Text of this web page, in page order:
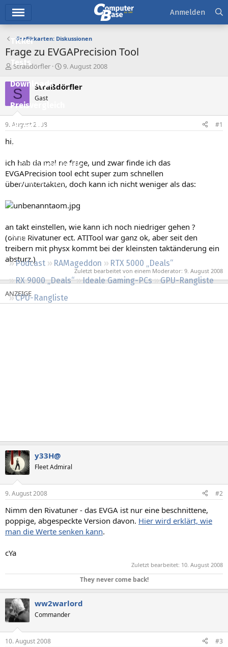
Ticker
Tests
Downloads
Preisvergleich
Forum
Aktuelles
Empfohlene Inhalte
Neue Beiträge
Regeln
Podcast RAMageddon
RTX 5000 „Deals“
RX 9000 „Deals“
Ideale Gaming-PCs
GPU-Rangliste
CPU-Rangliste
Anmelden
Grafikkarten: Diskussionen
Frage zu EVGAPrecision Tool
E
s
t
e
l
e
Straßdörfler
E
s
t
9. August 2008
S Straßdörfler
Gast
9. August 2008 #1
hi,
ich hab da mal ne frage, und zwar finde ich das
EVGAPrecision tool echt super zum schnellen
über/untertakten, doch kann ich nicht weniger als das:
an takt einstellen, wie kann ich noch niedriger gehen ?
(ohne Rivatuner ect. ATITool war ganz ok, aber seit den
treibern mit physx kommt bei der kleinsten taktänderung ein
absturz.)
Zuletzt bearbeitet von einem Moderator: 9. August 2008
y33H@
Fleet Admiral
9. August 2008 #2
Nimm den Rivatuner - das EVGA ist nur eine beschnittene,
poppige, abgespeckte Version davon. Hier wird erklärt, wie
man die Werte senken kann.
cYa
Zuletzt bearbeitet: 10. August 2008
They never come back!
ww2warlord
Commander
10. August 2008 #3